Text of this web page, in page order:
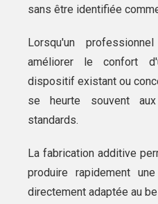
sans être identifiée
Lorsqu'un
améliorer le confort
dispositif existant ou
se heurte souvent
standards.
La fabrication additive
produire rapidement une
directement adaptée au